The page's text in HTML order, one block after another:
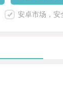
安卓市场，安